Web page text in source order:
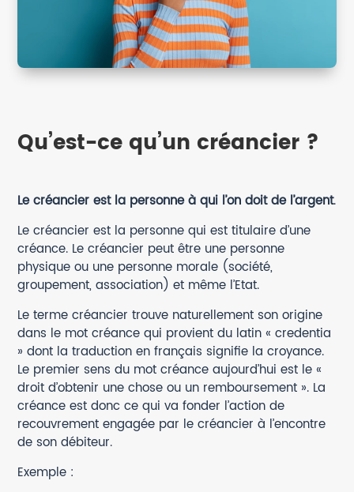
Qu’est-ce qu’un créancier ?
Le créancier est la personne à qui l’on doit de l’argent.
Le créancier est la personne qui est titulaire d’une
créance. Le créancier peut être une personne
physique ou une personne morale (société,
groupement, association) et même l’Etat.
Le terme créancier trouve naturellement son origine
dans le mot créance qui provient du latin « credentia
» dont la traduction en français signifie la croyance.
Le premier sens du mot créance aujourd’hui est le «
droit d’obtenir une chose ou un remboursement ». La
créance est donc ce qui va fonder l’action de
recouvrement engagée par le créancier à l’encontre
de son débiteur.
Exemple :